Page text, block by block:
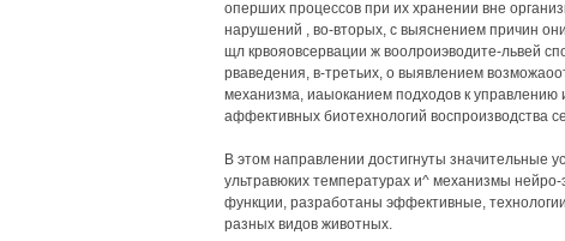
оперших процессов при их хранении вне
нарушений , во-вторых, с выяснением причин
щл крвояовсервации ж воолроиэводите-львей
рваведения, в-третьих, о выявлением
механизма, иаыоканием подходов к управлению
аффективных биотехнологий воспроизводства
В этом направлении достигнуты значительные
ультравюких температурах и^ механизмы
функции, разработаны эффективные,
разных видов животных.